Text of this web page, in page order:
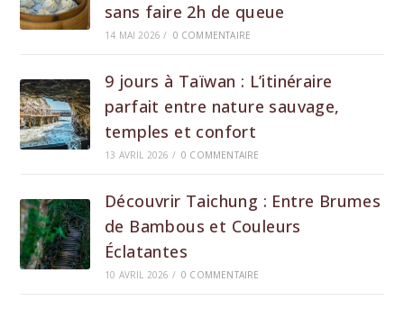
sans faire 2h de queue
14 MAI 2026 / 0 COMMENTAIRE
9 jours à Taïwan : L’itinéraire
parfait entre nature sauvage,
temples et confort
13 AVRIL 2026 / 0 COMMENTAIRE
Découvrir Taichung : Entre Brumes
de Bambous et Couleurs
Éclatantes
10 AVRIL 2026 / 0 COMMENTAIRE